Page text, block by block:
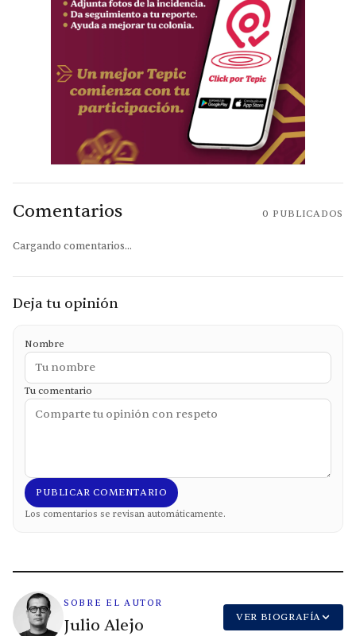
Comentarios 0 PUBLICADOS
Cargando comentarios...
Deja tu opinión
Nombre
Tu comentario
PUBLICAR COMENTARIO
Los comentarios se revisan automáticamente.
SOBRE EL AUTOR
Julio Alejo VER BIOGRAFÍA